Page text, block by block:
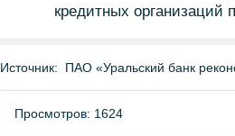
кредитных организаций
Источник: ПАО «Уральский банк
Просмотров: 1624